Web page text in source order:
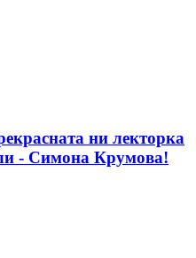
ни лекторка
- Симона Крумова!